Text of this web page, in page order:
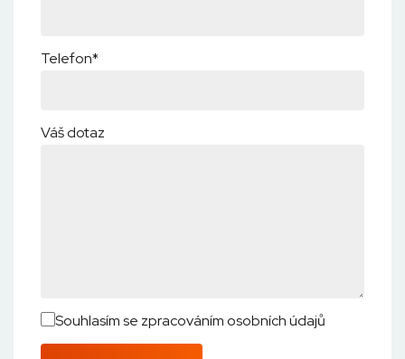
Telefon*
Váš dotaz
Souhlasím se zpracováním osobních údajů